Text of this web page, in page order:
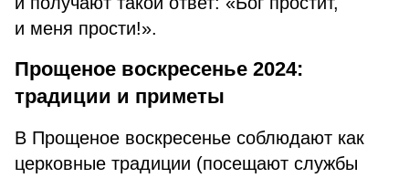
и меня прости!».
Прощеное воскресенье 2024:
традиции и приметы
В Прощеное воскресенье соблюдают как
церковные традиции (посещают службы